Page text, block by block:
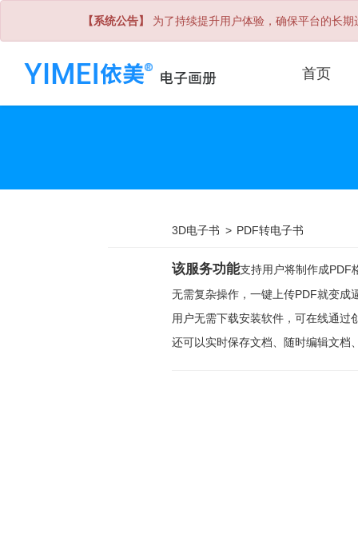
【系统公告】 为了持续提升用户体验，确保平台的长
首页
3D电子书 > PDF转电子书
该服务功能支持用户将制作成PDF
无需复杂操作，一键上传PDF就变成
用户无需下载安装软件，可在线通过
还可以实时保存文档、随时编辑文档